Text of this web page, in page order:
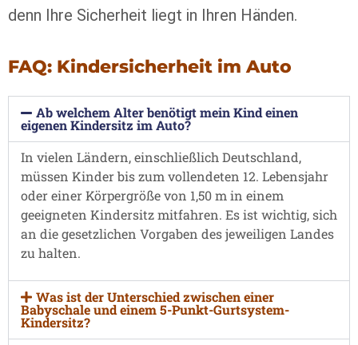
denn Ihre Sicherheit liegt in Ihren Händen.
FAQ: Kindersicherheit im Auto
Ab welchem Alter benötigt mein Kind einen
eigenen Kindersitz im Auto?
In vielen Ländern, einschließlich Deutschland,
müssen Kinder bis zum vollendeten 12. Lebensjahr
oder einer Körpergröße von 1,50 m in einem
geeigneten Kindersitz mitfahren. Es ist wichtig, sich
an die gesetzlichen Vorgaben des jeweiligen Landes
zu halten.
Was ist der Unterschied zwischen einer
Babyschale und einem 5-Punkt-Gurtsystem-
Kindersitz?